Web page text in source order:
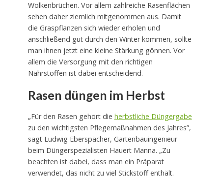
Wolkenbrüchen. Vor allem zahlreiche Rasenflächen
sehen daher ziemlich mitgenommen aus. Damit
die Graspflanzen sich wieder erholen und
anschließend gut durch den Winter kommen, sollte
man ihnen jetzt eine kleine Stärkung gönnen. Vor
allem die Versorgung mit den richtigen
Nährstoffen ist dabei entscheidend.
Rasen düngen im Herbst
„Für den Rasen gehört die herbstliche Düngergabe
zu den wichtigsten Pflegemaßnahmen des Jahres”,
sagt Ludwig Eberspächer, Gartenbauingenieur
beim Düngerspezialisten Hauert Manna. „Zu
beachten ist dabei, dass man ein Präparat
verwendet, das nicht zu viel Stickstoff enthält.